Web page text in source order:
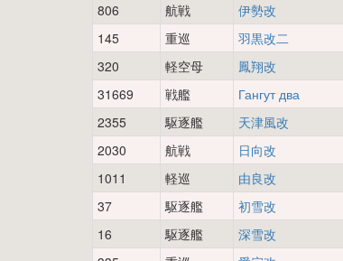
806
航戦 伊勢改
145
重巡 羽黒改二
320
軽空母 鳳翔改
31669
戦艦 Гангут два
2355
駆逐艦 天津風改
2030
航戦 日向改
1011
軽巡 由良改
37
駆逐艦 初雪改
16
駆逐艦 深雪改